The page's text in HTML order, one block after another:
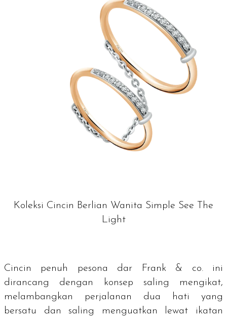
Koleksi Cincin Berlian Wanita Simple See The
Light
Cincin penuh pesona dar Frank & co. ini
dirancang dengan konsep saling mengikat,
melambangkan perjalanan dua hati yang
bersatu dan saling menguatkan lewat ikatan